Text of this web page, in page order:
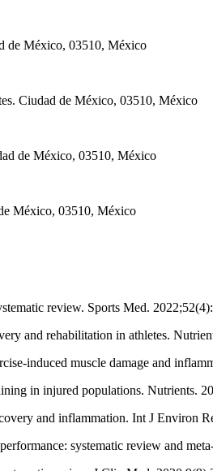
de México, 03510, México
Ciudad de México, 03510, México
de México, 03510, México
México, 03510, México
review. Sports Med.
and rehabilitation in athletes.
induced muscle damage and
in injured populations. Nutrients.
and inflammation. Int J Environ
systematic review and